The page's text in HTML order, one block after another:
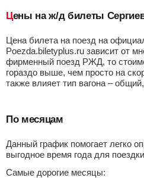
Цены на ж/д билеты
Цена билета на поезд на
Poezda.biletyplus.ru зависит от
фирменный поезд РЖД, то
гораздо выше, чем просто на
также влияет тип вагона –
По месяцам
Данный график помогает легко
выгодное время года для
Самые дорогие месяцы: